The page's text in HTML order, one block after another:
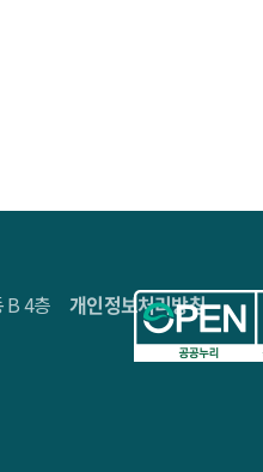
B 4층개인정보처리방침